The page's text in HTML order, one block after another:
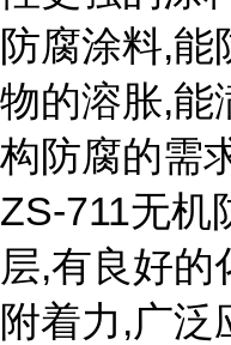
防腐涂料,能
物的溶胀,能
构防腐的需
ZS-711无机
层,有良好的
附着力,广泛